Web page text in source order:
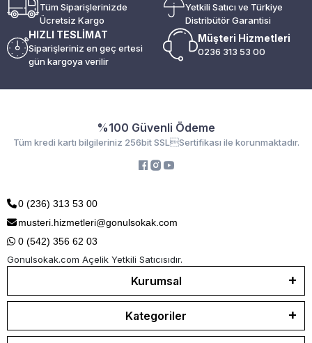
Tüm Siparişlerinizde
Ücretsiz Kargo
Yetkili Satıcı ve Türkiye
Distribütör Garantisi
HIZLI TESLİMAT
Siparişleriniz en geç ertesi
gün kargoya verilir
Müşteri Hizmetleri
0236 313 53 00
%100 Güvenli Ödeme
Tüm kredi kartı bilgileriniz 256bit SSLSertifikası ile korunmaktadır.
0 (236) 313 53 00
musteri.hizmetleri@gonulsokak.com
0 (542) 356 62 03
Gonulsokak.com Açelik Yetkili Satıcısıdır.
Kurumsal
Kategoriler